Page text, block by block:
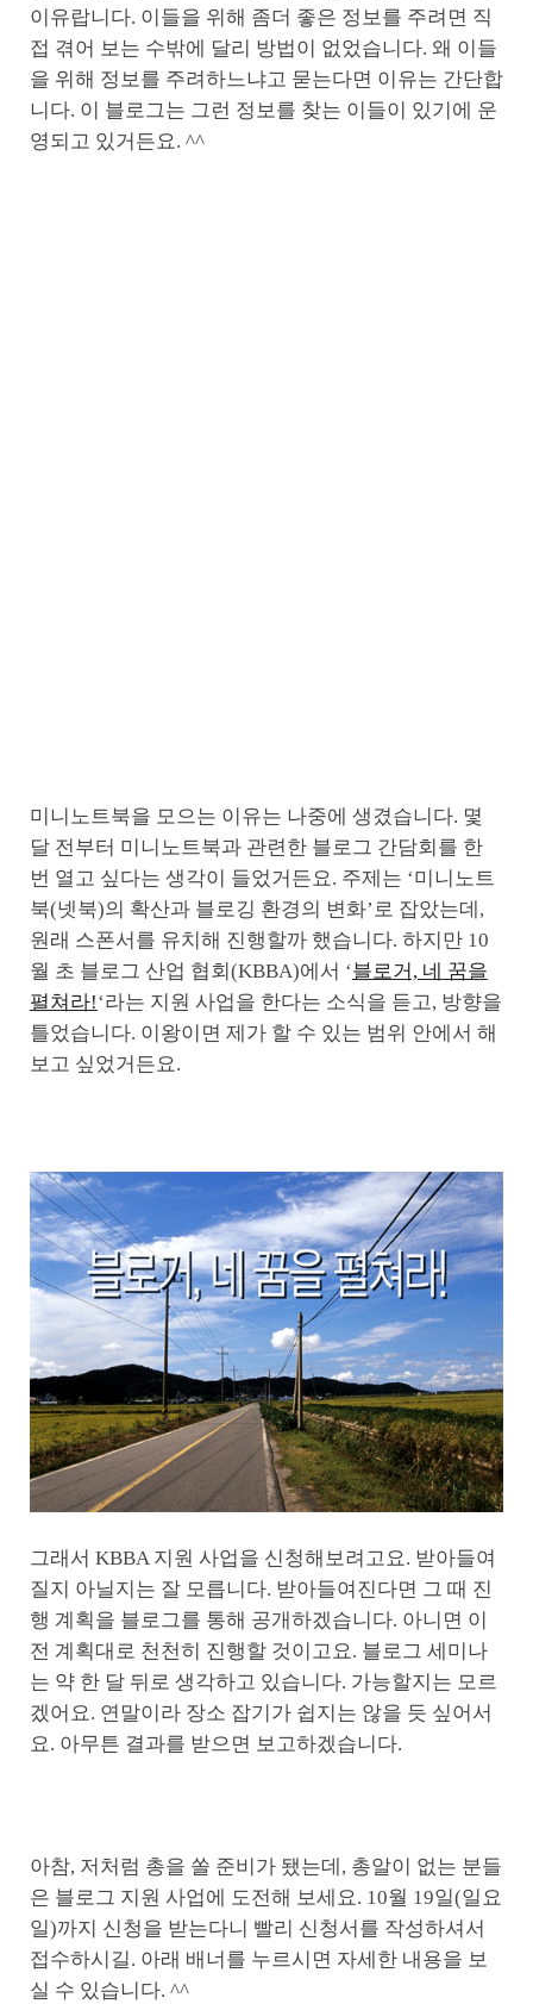
이유랍니다. 이들을 위해 좀더 좋은 정보를 주려면 직
접 겪어 보는 수밖에 달리 방법이 없었습니다. 왜 이들
을 위해 정보를 주려하느냐고 묻는다면 이유는 간단합
니다. 이 블로그는 그런 정보를 찾는 이들이 있기에 운
영되고 있거든요. ^^
미니노트북을 모으는 이유는 나중에 생겼습니다. 몇
달 전부터 미니노트북과 관련한 블로그 간담회를 한
번 열고 싶다는 생각이 들었거든요. 주제는 ‘미니노트
북(넷북)의 확산과 블로깅 환경의 변화’로 잡았는데,
원래 스폰서를 유치해 진행할까 했습니다. 하지만 10
월 초 블로그 산업 협회(KBBA)에서 ‘블로거, 네 꿈을
펼쳐라!‘라는 지원 사업을 한다는 소식을 듣고, 방향을
틀었습니다. 이왕이면 제가 할 수 있는 범위 안에서 해
보고 싶었거든요.
그래서 KBBA 지원 사업을 신청해보려고요. 받아들여
질지 아닐지는 잘 모릅니다. 받아들여진다면 그 때 진
행 계획을 블로그를 통해 공개하겠습니다. 아니면 이
전 계획대로 천천히 진행할 것이고요. 블로그 세미나
는 약 한 달 뒤로 생각하고 있습니다. 가능할지는 모르
겠어요. 연말이라 장소 잡기가 쉽지는 않을 듯 싶어서
요. 아무튼 결과를 받으면 보고하겠습니다.
아참, 저처럼 총을 쏠 준비가 됐는데, 총알이 없는 분들
은 블로그 지원 사업에 도전해 보세요. 10월 19일(일요
일)까지 신청을 받는다니 빨리 신청서를 작성하셔서
접수하시길. 아래 배너를 누르시면 자세한 내용을 보
실 수 있습니다. ^^